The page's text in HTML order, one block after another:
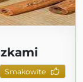
Smakowite